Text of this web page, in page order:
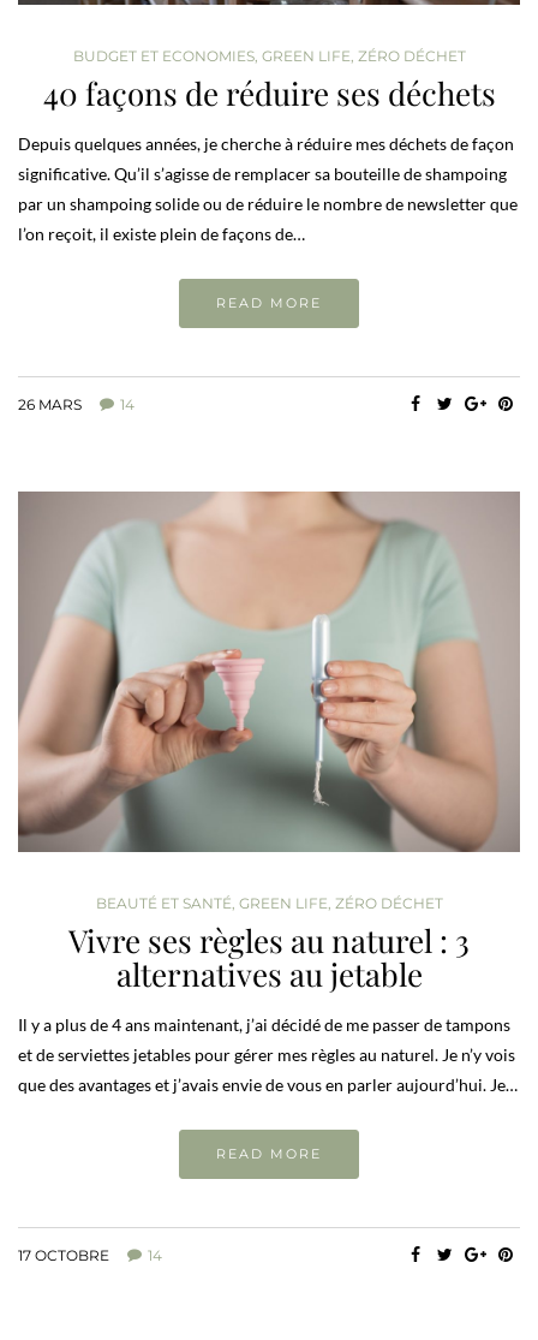
BUDGET ET ECONOMIES, GREEN LIFE ZÉRO DÉCHET
40 façons de réduire ses déchets
Depuis quelques années, je cherche à réduire mes déchets de façon
significative. Qu’il s’agisse de remplacer sa bouteille de shampoing
par un shampoing solide ou de réduire le nombre de newsletter que
l’on reçoit, il existe plein de façons de…
READ MORE
26 MARS 14
BEAUTÉ ET SANTÉ GREEN LIFE ZÉRO DÉCHET
Vivre ses règles au naturel : 3
alternatives au jetable
Il y a plus de 4 ans maintenant, j’ai décidé de me passer de tampons
et de serviettes jetables pour gérer mes règles au naturel. Je n’y vois
que des avantages et j’avais envie de vous en parler aujourd’hui. Je…
READ MORE
17 OCTOBRE 14